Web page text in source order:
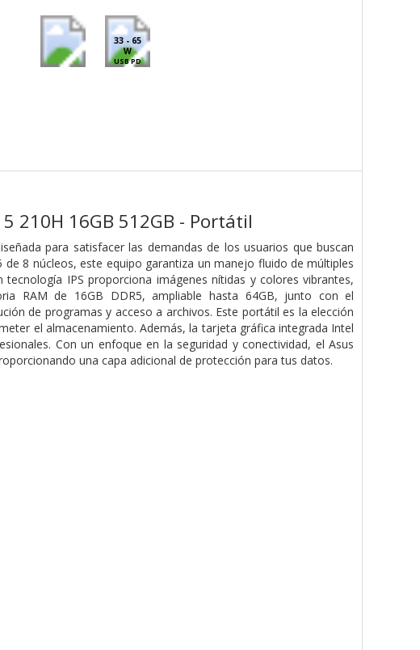
33 - 65
W
USB PD
210H 16GB 512GB - Portátil
para satisfacer las demandas de los usuarios que buscan
8 núcleos, este equipo garantiza un manejo fluido de múltiples
IPS proporciona imágenes nítidas y colores vibrantes,
RAM de 16GB DDR5, ampliable hasta 64GB, junto con el
de programas y acceso a archivos. Este portátil es la elección
el almacenamiento. Además, la tarjeta gráfica integrada Intel
Con un enfoque en la seguridad y conectividad, el Asus
una capa adicional de protección para tus datos.